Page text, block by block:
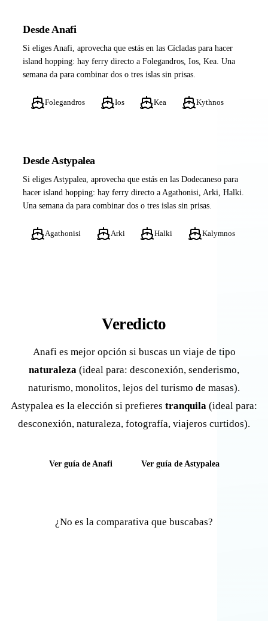
Desde Anafi
Si eliges Anafi, aprovecha que estás en las Cícladas para hacer
island hopping: hay ferry directo a Folegandros, Ios, Kea. Una
semana da para combinar dos o tres islas sin prisas.
Folegandros Ios Kea Kythnos
Desde Astypalea
Si eliges Astypalea, aprovecha que estás en las Dodecaneso para
hacer island hopping: hay ferry directo a Agathonisi, Arki, Halki.
Una semana da para combinar dos o tres islas sin prisas.
Agathonisi Arki Halki Kalymnos
Veredicto
Anafi es mejor opción si buscas un viaje de tipo
naturaleza (ideal para: desconexión, senderismo,
naturismo, monolitos, lejos del turismo de masas).
Astypalea es la elección si prefieres tranquila (ideal para:
desconexión, naturaleza, fotografía, viajeros curtidos).
Ver guía de Anafi Ver guía de Astypalea
¿No es la comparativa que buscabas?